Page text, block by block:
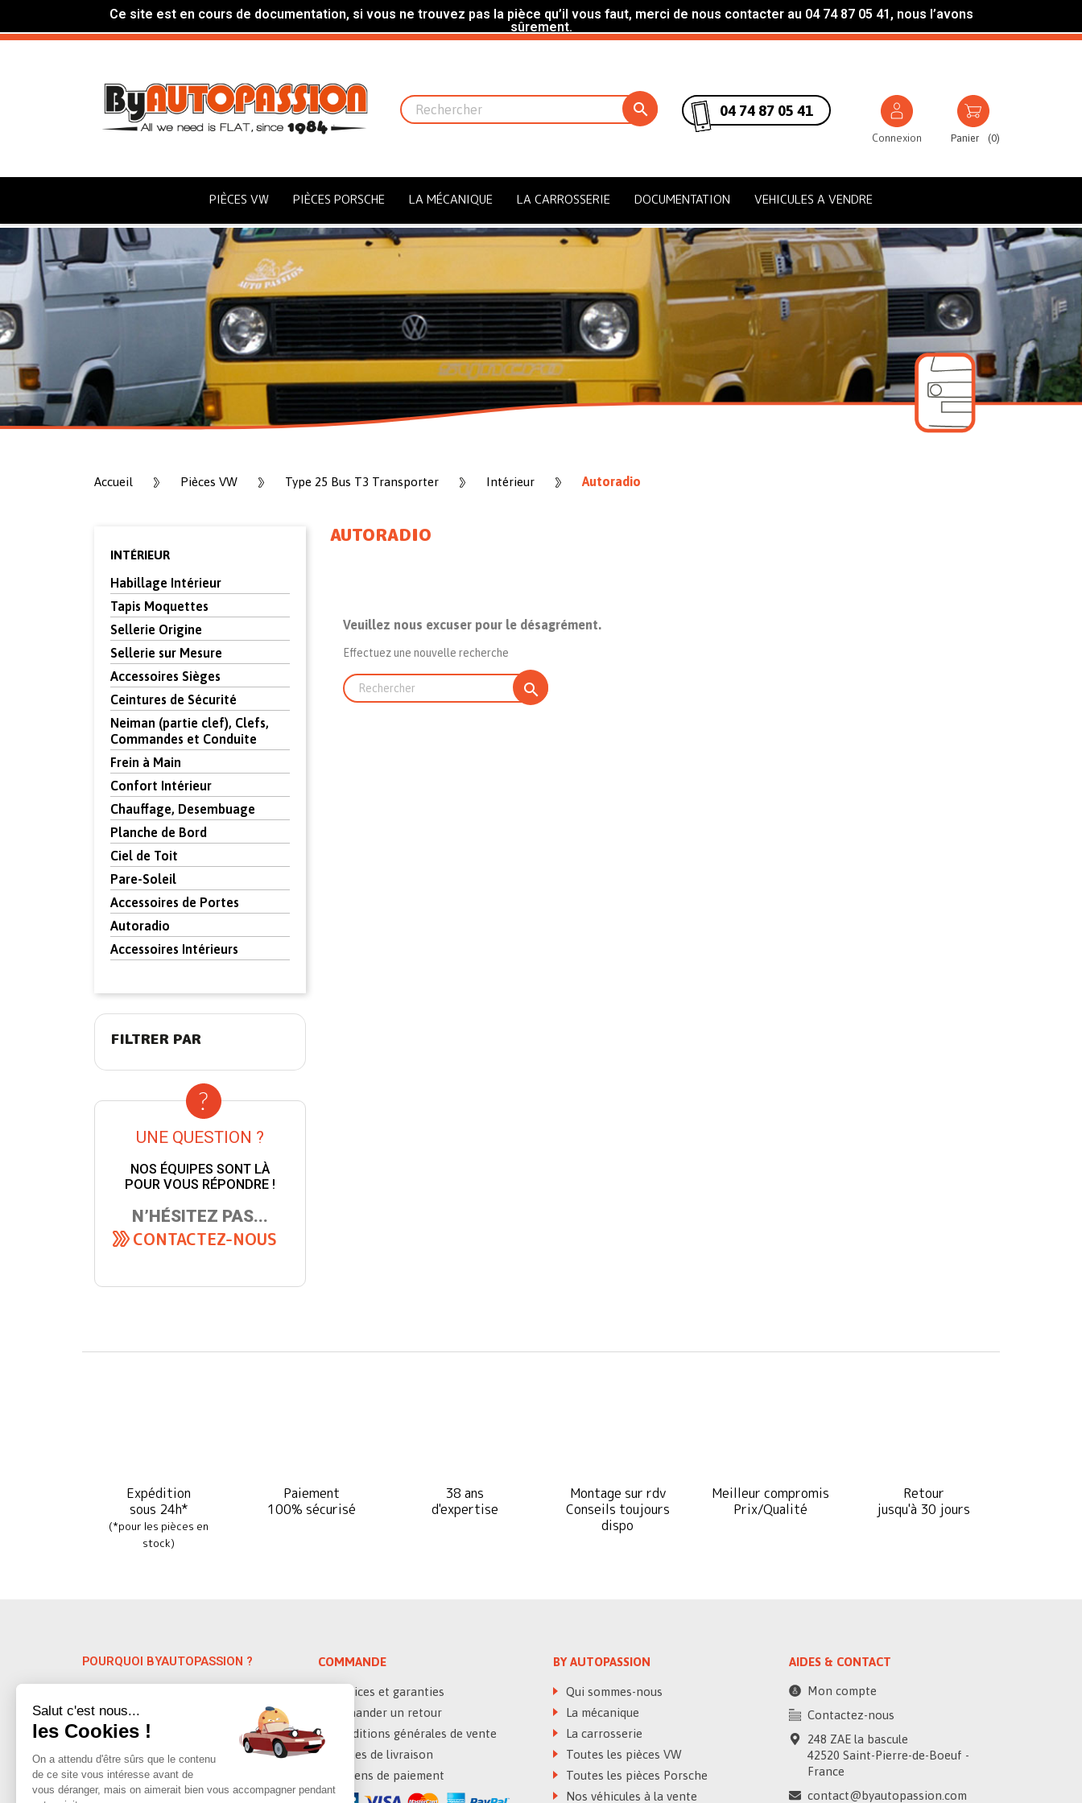
Ce site est en cours de documentation, si vous ne trouvez pas la pièce qu’il vous faut, merci de nous contacter au 04 74 87 05 41, nous l’avons
sûrement.
 04 74 87 05 41
Connexion Panier (0)
PIÈCES VW PIÈCES PORSCHE LA MÉCANIQUE LA CARROSSERIE DOCUMENTATION VEHICULES A VENDRE
Accueil Pièces VW Type 25 Bus T3 Transporter Intérieur Autoradio
INTÉRIEUR
Habillage Intérieur
Tapis Moquettes
Sellerie Origine
Sellerie sur Mesure
Accessoires Sièges
Ceintures de Sécurité
Neiman (partie clef), Clefs,
Commandes et Conduite
Frein à Main
Confort Intérieur
Chauffage, Desembuage
Planche de Bord
Ciel de Toit
Pare-Soleil
Accessoires de Portes
Autoradio
Accessoires Intérieurs
FILTRER PAR
UNE QUESTION ?
NOS ÉQUIPES SONT LÀ
POUR VOUS RÉPONDRE !
N’HÉSITEZ PAS...
CONTACTEZ-NOUS
AUTORADIO
Veuillez nous excuser pour le désagrément.
Effectuez une nouvelle recherche

Expédition
sous 24h*
(*pour les pièces en
stock)
Paiement
100% sécurisé
38 ans
d'expertise
Montage sur rdv
Conseils toujours
dispo
Meilleur compromis
Prix/Qualité
Retour
jusqu'à 30 jours
POURQUOI BYAUTOPASSION ?
auto détachées VW & Porsche, nous
vous proposons plus de 10 000 pièces
détachées sur les modèles anciens
datant de 1947 à 1992.
COMMANDE
Services et garanties
Demander un retour
Conditions générales de vente
Modes de livraison
Moyens de paiement
BY AUTOPASSION
Qui sommes-nous
La mécanique
La carrosserie
Toutes les pièces VW
Toutes les pièces Porsche
Nos véhicules à la vente
AIDES & CONTACT
Mon compte
Contactez-nous
248 ZAE la bascule
42520 Saint-Pierre-de-Boeuf -
France
contact@byautopassion.com
Salut c'est nous...
les Cookies !
On a attendu d'être sûrs que le contenu
de ce site vous intéresse avant de
vous déranger, mais on aimerait bien vous accompagner pendant